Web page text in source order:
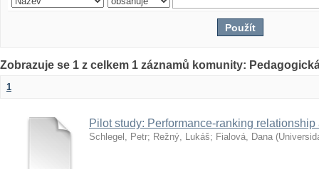
Zobrazuje se 1 z celkem 1 záznamů komunity:
1
Pilot study: Performance-ranking
Schlegel, Petr; Režný, Lukáš; Fialová, Dana (